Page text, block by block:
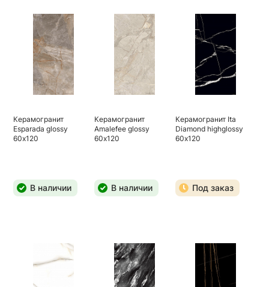
Керамогранит
Esparada glossy
60х120
В наличии
Керамогранит
Amalefee glossy
60х120
В наличии
Керамогранит Ita
Diamond highglossy
60х120
Под заказ